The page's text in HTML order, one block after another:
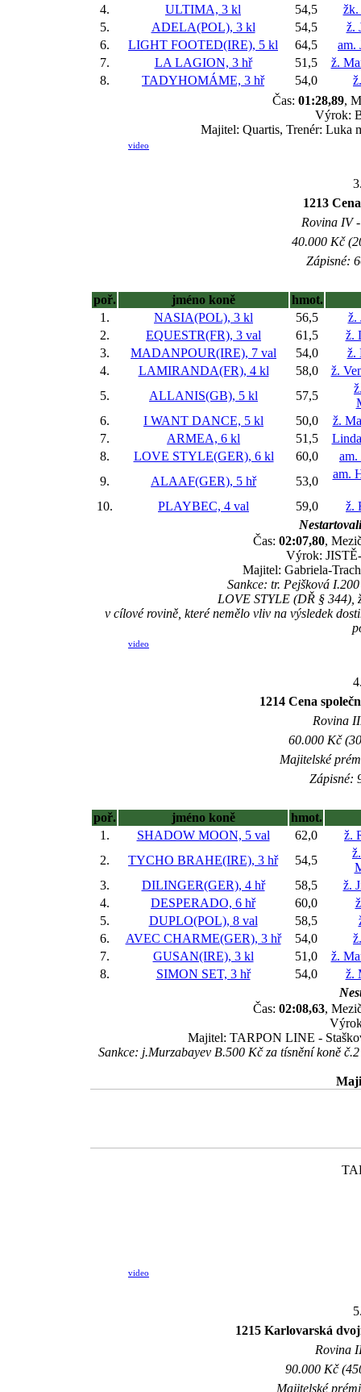
4.
ULTIMA, 3 kl 54,5
žk.
5.
ADELA(POL), 3 kl 54,5
ž.
6.
LIGHT FOOTED(IRE), 5 kl 64,5
am.
7.
LA LAGION, 3 hř 51,5
ž.
8.
TADYHOMÁME, 3 hř 54,0
Čas: 01:28,89,
Výrok:
Majitel: Quartis, Trenér: Luka
video
1213
Rovina IV
40.000 Kč
Zápisné:
poř. jméno koně
hmot.
1.
NASIA(POL), 3 kl 56,5
ž.
2.
EQUESTR(FR), 3 val 61,5
ž.
3.
MADANPOUR(IRE), 7 val 54,0
ž.
4.
LAMIRANDA(FR), 4 kl 58,0
ž.
5.
ALLANIS(GB), 5 kl 57,5
6.
I WANT DANCE, 5 kl 50,0
ž.
7.
ARMEA, 6 kl 51,5
8.
LOVE STYLE(GER), 6 kl 60,0
am.
9.
ALAAF(GER), 5 hř 53,0
am.
10. PLAYBEC, 4 val 59,0
ž.
Čas: 02:07,80,
Výrok:
Majitel: Gabriela-
Sankce: tr. Pejšková
LOVE STYLE (DŘ § 344),
v cílové rovině, které nemělo vliv na výsledek
video
1214 Cena
Rovina
60.000 Kč
Majitelské
Zápisné:
poř. jméno koně
hmot.
1.
SHADOW MOON, 5 val 62,0
ž.
2.
TYCHO BRAHE(IRE), 3 hř 54,5
3.
DILINGER(GER), 4 hř 58,5
ž.
4.
DESPERADO, 6 hř 60,0
5.
DUPLO(POL), 8 val 58,5
6.
AVEC CHARME(GER), 3 hř 54,0
7.
GUSAN(IRE), 3 kl 51,0
ž.
8.
SIMON SET, 3 hř 54,0
ž.
Čas: 02:08,63,
Majitel: TARPON LINE -
Sankce: j.Murzabayev B.500 Kč za tísnění koně
video
1215 Karlovarská
Rovina
90.000 Kč
Majitelské